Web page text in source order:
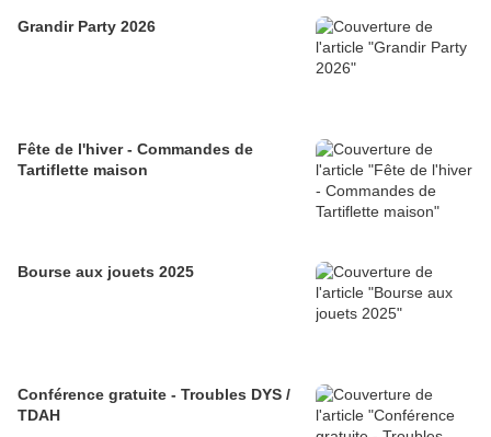
Grandir Party 2026
Fête de l'hiver - Commandes de
Tartiflette maison
Bourse aux jouets 2025
Conférence gratuite - Troubles DYS /
TDAH